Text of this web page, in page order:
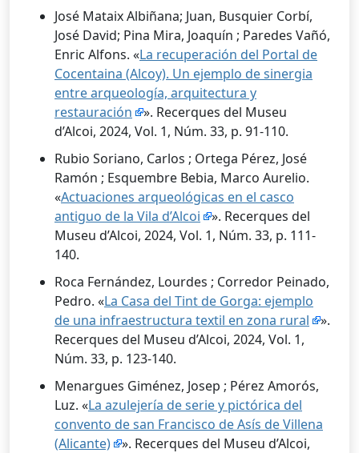
José Mataix Albiñana; Juan, Busquier Corbí,
José David; Pina Mira, Joaquín ; Paredes Vañó,
Enric Alfons. «La recuperación del Portal de
Cocentaina (Alcoy). Un ejemplo de sinergia
entre arqueología, arquitectura y
restauración
». Recerques del Museu
d’Alcoi, 2024, Vol. 1, Núm. 33, p. 91-110.
Rubio Soriano, Carlos ; Ortega Pérez, José
Ramón ; Esquembre Bebia, Marco Aurelio.
«Actuaciones arqueológicas en el casco
antiguo de la Vila d’Alcoi
». Recerques del
Museu d’Alcoi, 2024, Vol. 1, Núm. 33, p. 111-
140.
Roca Fernández, Lourdes ; Corredor Peinado,
Pedro. «La Casa del Tint de Gorga: ejemplo
de una infraestructura textil en zona rural
».
Recerques del Museu d’Alcoi, 2024, Vol. 1,
Núm. 33, p. 123-140.
Menargues Giménez, Josep ; Pérez Amorós,
Luz. «La azulejería de serie y pictórica del
convento de san Francisco de Asís de Villena
(Alicante)
». Recerques del Museu d’Alcoi,